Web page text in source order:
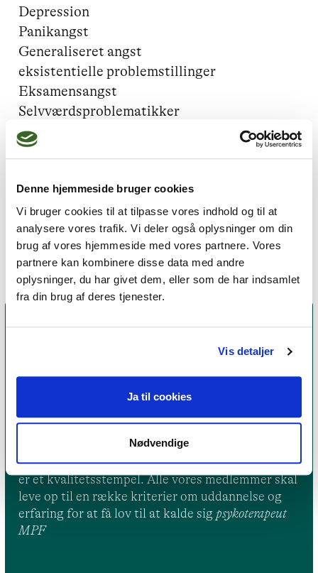
Denne hjemmeside bruger cookies
Vi bruger cookies til at tilpasse vores indhold og til at
analysere vores trafik. Vi deler også oplysninger om din
brug af vores hjemmeside med vores partnere. Vores
partnere kan kombinere disse data med andre
oplysninger, du har givet dem, eller som de har indsamlet
fra din brug af deres tjenester.
Vis detaljer
Ja til cookies
Nødvendige
Depression
Panikangst
Generaliseret angst
eksistentielle problemstillinger
Eksamensangst
Selvværdsproblematikker
Socialfobi
Præstationsangst
Jalousi
Stress
OCD
Et medlemskab af Dansk Psykoterapeutforening
er et kvalitetsstempel. Alle vores medlemmer skal
leve op til en række kriterier om uddannelse og
erfaring for at få lov til at kalde sig psykoterapeut
MPF